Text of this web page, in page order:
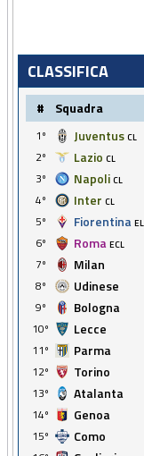
CLASSIFICA
# Squadra
1º Juventus CL
2º
Lazio CL
3º
Napoli CL
4º
Inter CL
5º
Fiorentina EL
6º
Roma ECL
7º
Milan
8º
Udinese
9º
Bologna
10º
Lecce
11º
Parma
12º
Torino
13º
Atalanta
14º
Genoa
15º
Como